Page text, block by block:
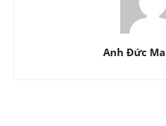
Anh Đức